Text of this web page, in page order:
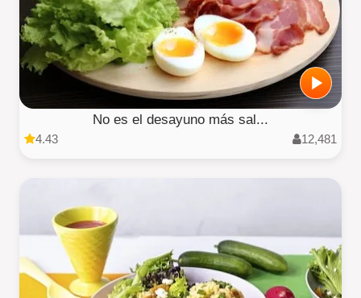
No es el desayuno más sal...
4.43 12,481